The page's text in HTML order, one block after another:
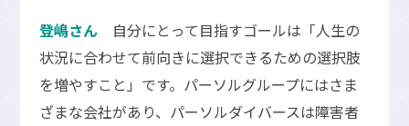
登嶋さん
自分にとって目指すゴールは「人生の
状況に合わせて前向きに選択できるための選択肢
を増やすこと」です。パーソルグループにはさま
ざまな会社があり、パーソルダイバースは障害者